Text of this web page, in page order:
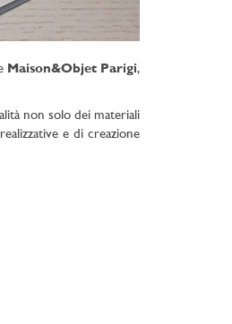
Maison&Objet Parigi,
non solo dei materiali
e di creazione